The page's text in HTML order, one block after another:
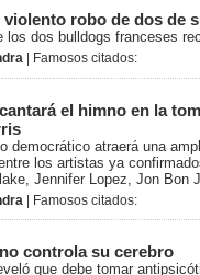
violento robo de dos de
los dos bulldogs franceses
| Famosos citados:
el himno en la
democrático atraerá una
los artistas ya
Jennifer Lopez, Jon Bon
| Famosos citados:
controla su cerebro
que debe tomar